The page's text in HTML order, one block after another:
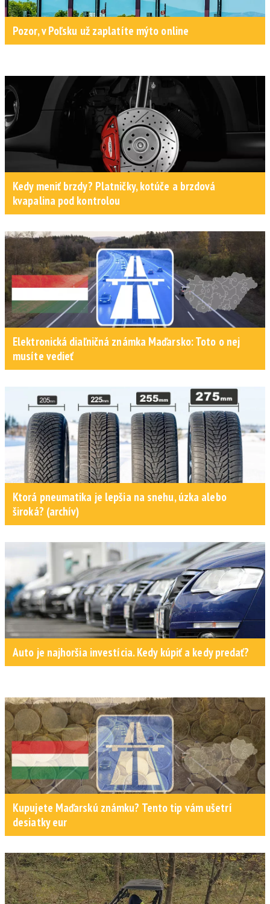
Pozor, v Poľsku už zaplatíte mýto online
Kedy meniť brzdy? Platničky, kotúče a brzdová
kvapalina pod kontrolou
Elektronická diaľničná známka Maďarsko: Toto o nej
musíte vedieť
Ktorá pneumatika je lepšia na snehu, úzka alebo
široká? (archív)
Auto je najhoršia investícia. Kedy kúpiť a kedy predať?
Kupujete Maďarskú známku? Tento tip vám ušetrí
desiatky eur